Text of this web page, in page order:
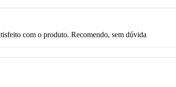
com o produto. Recomendo, sem dúvida